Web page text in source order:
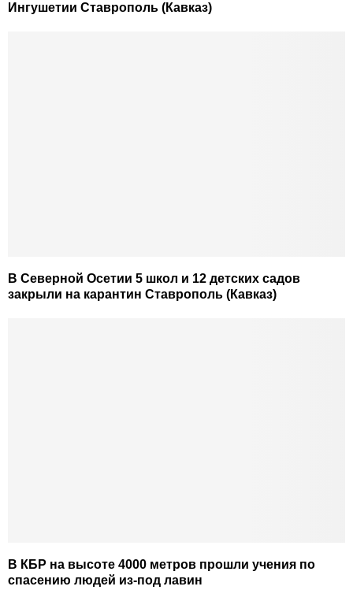
Ингушетии Ставрополь (Кавказ)
В Северной Осетии 5 школ и 12 детских садов
закрыли на карантин Ставрополь (Кавказ)
В КБР на высоте 4000 метров прошли учения по
спасению людей из-под лавин